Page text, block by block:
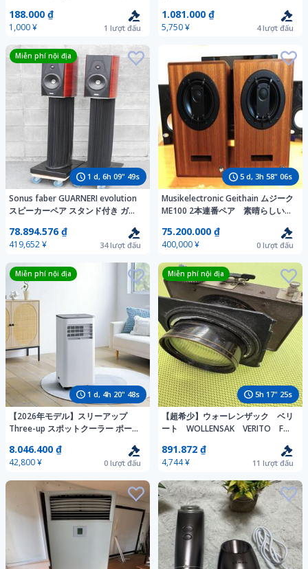
188.000 ₫
1,000 ¥ 1 lượt đấu
1.081.000 ₫
5,750 ¥ 4lượt đấu
1 d, 6h 09" 47s
Miễn phí nội địa
Sonus faber GUARNERI evolution
スピーカーペア スタンド付き ガル
Sonusfaber ソナスファベール
78.894.576 ₫
419,652 ¥ 34lượt đấu
5 d, 3h 58" 04s
Musikelectronic Geithain ムジーク
ME100 2本連番ペア 素晴らしい音
75.200.000 ₫
400,000 ¥ 0 lượt đấu
1 d, 4h 20" 46s
Miễn phí nội địa
【2026年モデル】スリーアップ
Three-up スポットクーラー ポータ
クトレス ハイブリッド冷却 DL-
T2605WH
8.046.400 ₫
42,800 ¥ 0 lượt đấu
5h 17" 23s
Miễn phí nội địa
【超希少】ウォーレンザック ベリ
ート WOLLENSAK VERITO F
ィルムカメラ 大判 中判 レンズ
891.872 ₫
4,744 ¥ 11 lượt đấu